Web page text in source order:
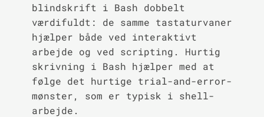
blindskrift i Bash dobbelt
værdifuldt: de samme tastaturvaner
hjælper både ved interaktivt
arbejde og ved scripting. Hurtig
skrivning i Bash hjælper med at
følge det hurtige trial-and-error-
mønster, som er typisk i shell-
arbejde.